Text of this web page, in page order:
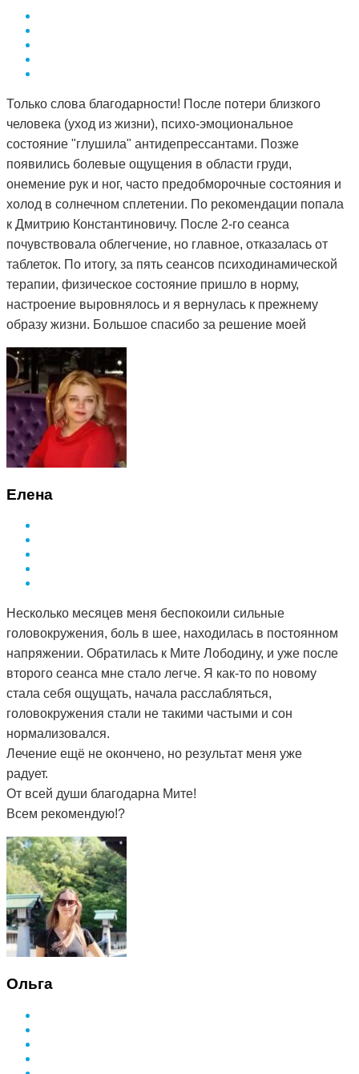
Только слова благодарности! После потери близкого
человека (уход из жизни), психо-эмоциональное
состояние "глушила" антидепрессантами. Позже
появились болевые ощущения в области груди,
онемение рук и ног, часто предобморочные состояния и
холод в солнечном сплетении. По рекомендации попала
к Дмитрию Константиновичу. После 2-го сеанса
почувствовала облегчение, но главное, отказалась от
таблеток. По итогу, за пять сеансов психодинамической
терапии, физическое состояние пришло в норму,
настроение выровнялось и я вернулась к прежнему
образу жизни. Большое спасибо за решение моей
проблемы и деликатный подход.
Елена
Несколько месяцев меня беспокоили сильные
головокружения, боль в шее, находилась в постоянном
напряжении. Обратилась к Мите Лободину, и уже после
второго сеанса мне стало легче. Я как-то по новому
стала себя ощущать, начала расслабляться,
головокружения стали не такими частыми и сон
нормализовался.
Лечение ещё не окончено, но результат меня уже
радует.
От всей души благодарна Мите!
Всем рекомендую!?
Ольга